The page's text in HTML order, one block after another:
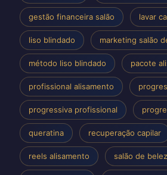
gestão financeira salão lavar
liso blindado marketing salão
método liso blindado pacote
profissional alisamento
progressiva profissional
queratina recuperação capilar
reels alisamento salão de